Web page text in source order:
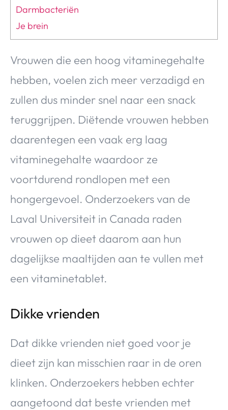
Darmbacteriën
Je brein
Vrouwen die een hoog vitaminegehalte
hebben, voelen zich meer verzadigd en
zullen dus minder snel naar een snack
teruggrijpen. Diëtende vrouwen hebben
daarentegen een vaak erg laag
vitaminegehalte waardoor ze
voortdurend rondlopen met een
hongergevoel. Onderzoekers van de
Laval Universiteit in Canada raden
vrouwen op dieet daarom aan hun
dagelijkse maaltijden aan te vullen met
een vitaminetablet.
Dikke vrienden
Dat dikke vrienden niet goed voor je
dieet zijn kan misschien raar in de oren
klinken. Onderzoekers hebben echter
aangetoond dat beste vrienden met